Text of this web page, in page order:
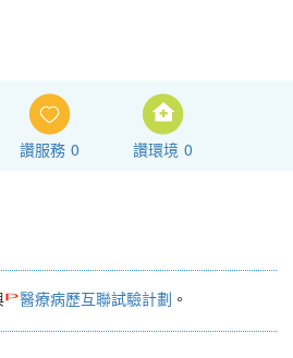
讚服務 0 讚環境 0
醫療病歷互聯試驗計劃 。